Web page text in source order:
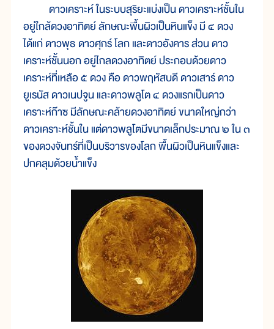
ดาวเคราะห์ ในระบบสุริยะแบ่งเป็น ดาวเคราะห์ชั้นใน
อยู่ใกล้ดวงอาทิตย์ ลักษณะพื้นผิวเป็นหินแข็ง มี ๔ ดวง
ได้แก่ ดาวพุธ ดาวศุกร์ โลก และดาวอังคาร ส่วน ดาว
เคราะห์ชั้นนอก อยู่ไกลดวงอาทิตย์ ประกอบด้วยดาว
เคราะห์ที่เหลือ ๕ ดวง คือ ดาวพฤหัสบดี ดาวเสาร์ ดาว
ยูเรนัส ดาวเนปจูน และดาวพลูโต ๔ ดวงแรกเป็นดาว
เคราะห์ก๊าซ มีลักษณะคล้ายดวงอาทิตย์ ขนาดใหญ่กว่า
ดาวเคราะห์ชั้นใน แต่ดาวพลูโตมีขนาดเล็กประมาณ ๒ ใน ๓
ของดวงจันทร์ที่เป็นบริวารของโลก พื้นผิวเป็นหินแข็งและ
ปกคลุมด้วยน้ำแข็ง